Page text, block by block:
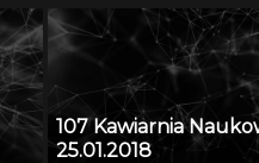
107 Kawiarnia
25.01.2018